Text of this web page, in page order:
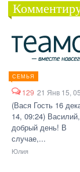
СЕМЬЯ
129 21 Янв 15,
(Вася Гость 16
14, 09:24) Василий,
добрый день! В
случае,...
Юлия